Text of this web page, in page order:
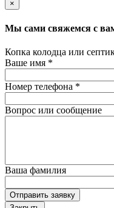
×
Мы сами свяжемся с
Копка колодца или
Ваше имя *
Номер телефона *
Вопрос или сообщение
Ваша фамилия
Отправить заявку